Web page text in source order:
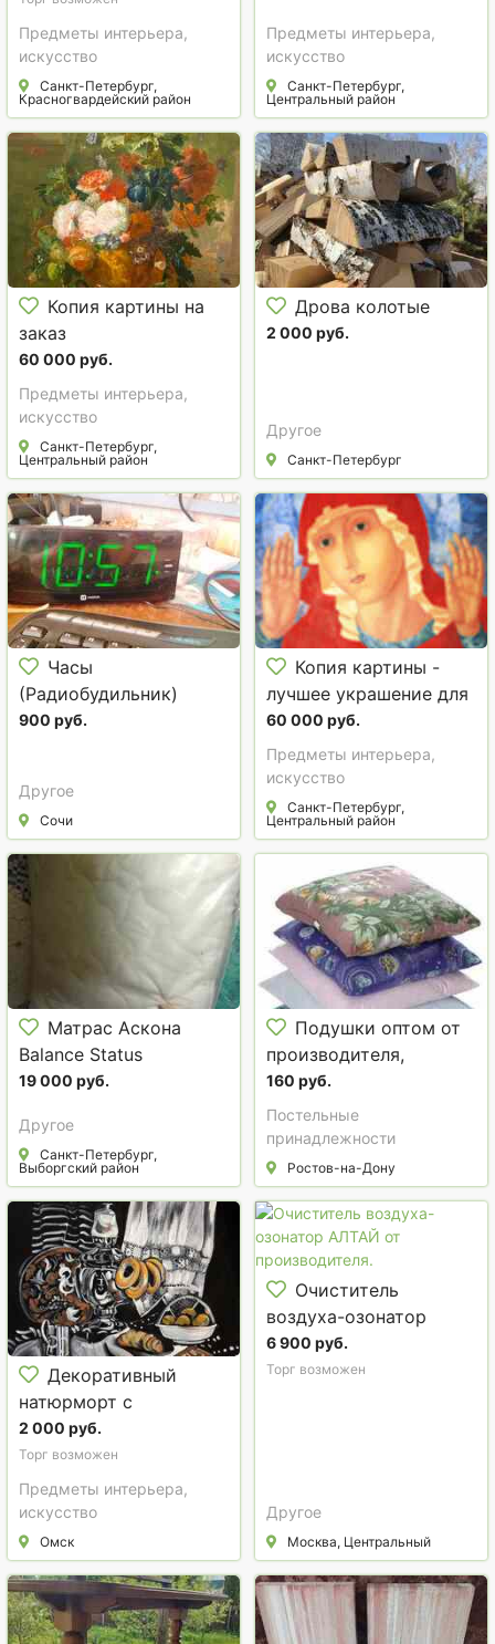
Предметы интерьера,
искусство
Санкт-Петербург,
Красногвардейский район
Предметы интерьера,
искусство
Санкт-Петербург,
Центральный район
Копия картины на
заказ
60 000 руб.
Предметы интерьера,
искусство
Санкт-Петербург,
Центральный район
Дрова колотые
2 000 руб.
Другое
Санкт-Петербург
Часы
(Радиобудильник)
Harper HCLK-2044
900 руб.
Другое
Сочи
Копия картины -
лучшее украшение для
интерьера !
60 000 руб.
Предметы интерьера,
искусство
Санкт-Петербург,
Центральный район
Матрас Аскона
Balance Status
19 000 руб.
Другое
Санкт-Петербург,
Выборгский район
Подушки оптом от
производителя,
подушки для рабочих и
строителей в хостел и
гостиницу
160 руб.
Постельные
принадлежности
Ростов-на-Дону
Декоративный
натюрморт с
самоваром.
2 000 руб.
Торг возможен
Предметы интерьера,
искусство
Омск
Очиститель
воздуха-озонатор
АЛТАЙ от
производителя.
6 900 руб.
Торг возможен
Другое
Москва, Центральный